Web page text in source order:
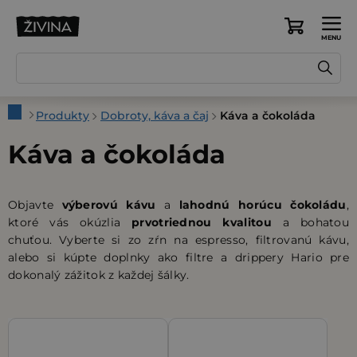
Nákupný
DomovProdukty Dobroty, káva a čaj Káva a čokoláda
Káva a čokoláda
Objavte výberovú kávu a lahodnú horúcu čokoládu,
ktoré vás okúzlia prvotriednou kvalitou a bohatou
chuťou. Vyberte si zo zŕn na espresso, filtrovanú kávu,
alebo si kúpte doplnky ako filtre a drippery Hario pre
dokonalý zážitok z každej šálky.